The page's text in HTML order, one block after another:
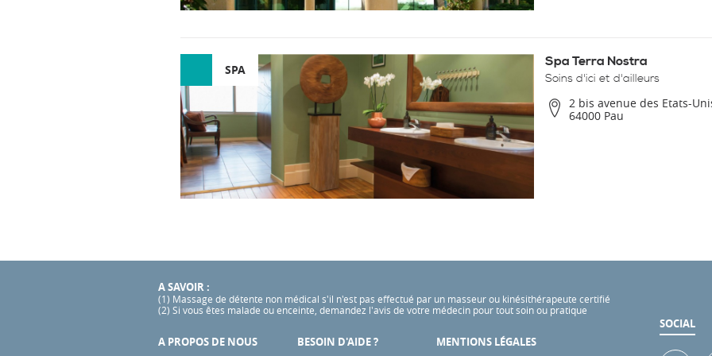
SPA
Spa Terra Nostra
Soins d'ici et d'ailleurs
2 bis avenue des Etats-
64000 Pau
A SAVOIR :
(1) Massage de détente non médical s'il n'est pas effectué par un masseur ou kinésithérapeute certifié
(2) Si vous êtes malade ou enceinte, demandez l'avis de votre médecin pour tout soin ou pratique
A PROPOS DE NOUS
BESOIN D'AIDE ?
MENTIONS LÉGALES
SOCIAL